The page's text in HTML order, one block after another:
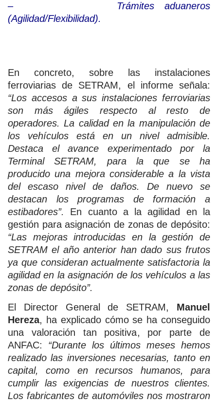
– Trámites aduaneros
(Agilidad/Flexibilidad).
En concreto, sobre las instalaciones
ferroviarias de SETRAM, el informe señala:
“Los accesos a sus instalaciones ferroviarias
son más ágiles respecto al resto de
operadores. La calidad en la manipulación de
los vehículos está en un nivel admisible.
Destaca el avance experimentado por la
Terminal SETRAM, para la que se ha
producido una mejora considerable a la vista
del escaso nivel de daños. De nuevo se
destacan los programas de formación a
estibadores”.
En cuanto a la agilidad en la
gestión para asignación de zonas de depósito:
“Las mejoras introducidas en la gestión de
SETRAM el año anterior han dado sus frutos
ya que consideran actualmente satisfactoria la
agilidad en la asignación de los vehículos a las
zonas de depósito”.
El Director General de SETRAM, Manuel
Hereza, ha explicado cómo se ha conseguido
una valoración tan positiva, por parte de
ANFAC: “Durante los últimos meses hemos
realizado las inversiones necesarias, tanto en
capital, como en recursos humanos, para
cumplir las exigencias de nuestros clientes.
Los fabricantes de automóviles nos mostraron